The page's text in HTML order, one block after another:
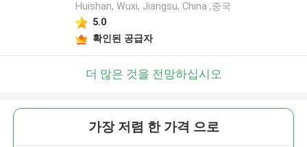
Huishan, Wuxi, Jiangsu, China ,중국
5.0
확인된 공급자
더 많은 것을 전망하십시오
가장 저렴 한 가격 으로